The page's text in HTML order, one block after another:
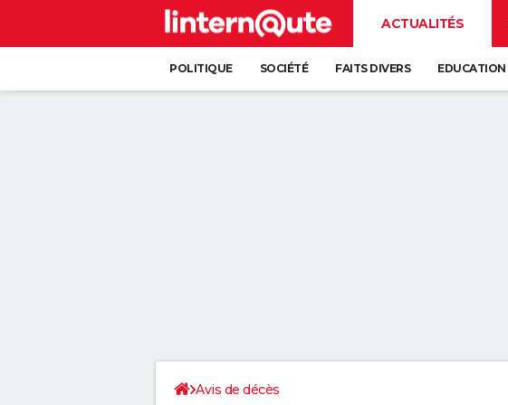
ACTUALITÉS
POLITIQUE SOCIÉTÉ FAITS DIVERS EDUCATION
Avis de décès